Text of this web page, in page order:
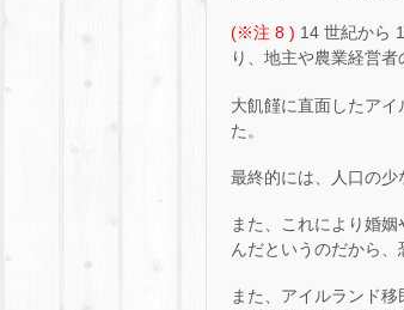
(※注 8 ) 14 世紀から
り、地主や農業経営者
大飢饉に直面したア
た。
最終的には、人口の少
また、これにより婚
んだというのだから、
また、アイルランド